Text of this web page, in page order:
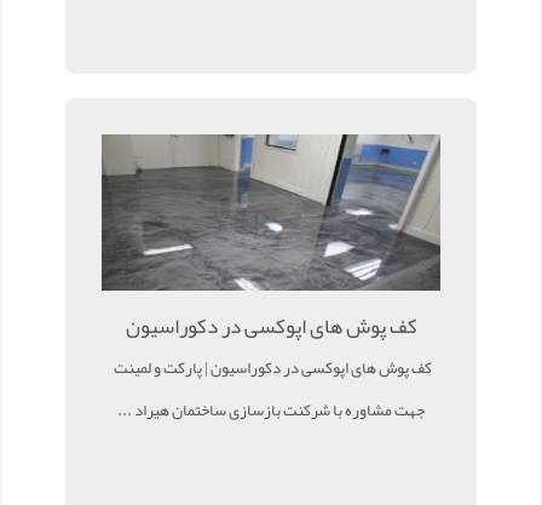
کف پوش های اپوکسی در دکوراسیون
کف پوش های اپوکسی در دکوراسیون | پارکت و لمینت
جهت مشاوره با شرکنت بازسازی ساختمان هیراد ...